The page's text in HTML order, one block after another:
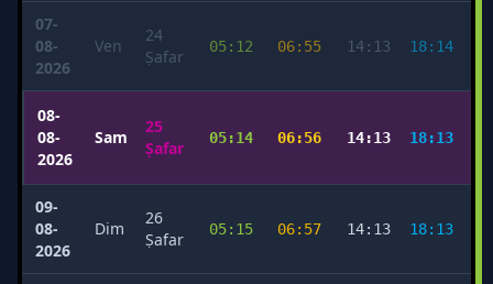
07-
08-
2026
Ven
24
Ṣafar
05:12 06:55 14:13 18:14
08-
08-
2026
Sam
25
Ṣafar
05:14 06:56 14:13 18:13
09-
08-
2026
Dim
26
Ṣafar
05:15 06:57 14:13 18:13